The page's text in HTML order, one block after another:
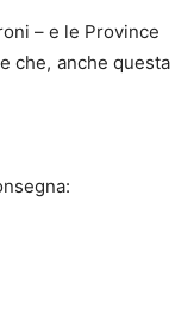
– e le Province
che, anche questa